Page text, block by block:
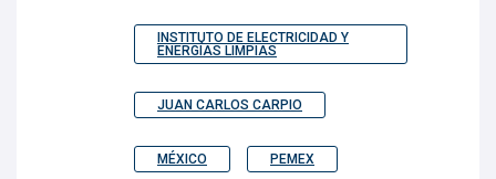
INSTITUTO DE ELECTRICIDAD Y
ENERGÍAS LIMPIAS
JUAN CARLOS CARPIO
MÉXICO PEMEX